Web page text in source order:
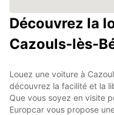
Découvrez la
Cazouls-lès-
Louez une voiture à
découvrez la facilité et la
Que vous soyez en visite
Europcar vous propose